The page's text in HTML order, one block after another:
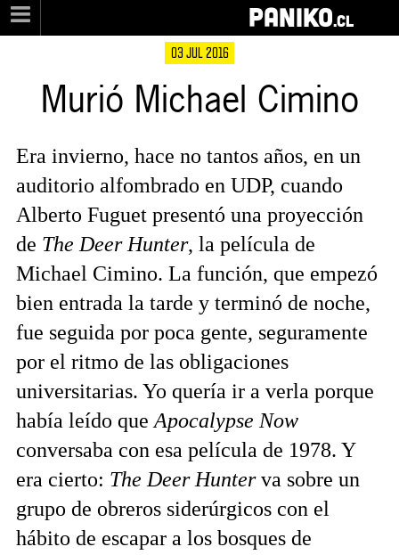
PANIKO.cl
03 JUL 2016
Murió Michael Cimino
Era invierno, hace no tantos años, en un
auditorio alfombrado en UDP, cuando
Alberto Fuguet presentó una proyección
de The Deer Hunter, la película de
Michael Cimino. La función, que empezó
bien entrada la tarde y terminó de noche,
fue seguida por poca gente, seguramente
por el ritmo de las obligaciones
universitarias. Yo quería ir a verla porque
había leído que Apocalypse Now
conversaba con esa película de 1978. Y
era cierto: The Deer Hunterva sobre un
grupo de obreros siderúrgicos con el
hábito de escapar a los bosques de